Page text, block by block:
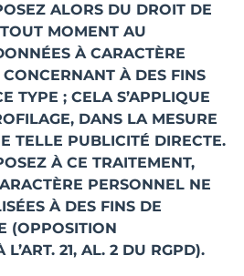
ALORS DU DROIT DE
MOMENT AU
À CARACTÈRE
À DES FINS
TYPE ; CELA S’APPLIQUE
DANS LA MESURE
TELLE PUBLICITÉ DIRECTE.
À CE TRAITEMENT,
PERSONNEL NE
À DES FINS DE
(OPPOSITION
21, AL. 2 DU RGPD).